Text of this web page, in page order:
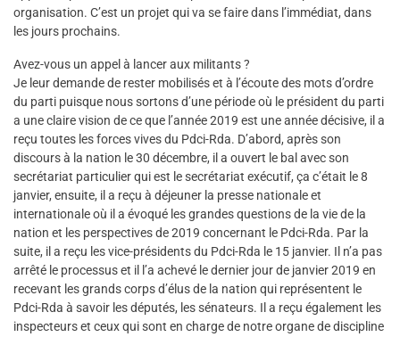
organisation. C’est un projet qui va se faire dans l’immédiat, dans
les jours prochains.
Avez-vous un appel à lancer aux militants ?
Je leur demande de rester mobilisés et à l’écoute des mots d’ordre
du parti puisque nous sortons d’une période où le président du parti
a une claire vision de ce que l’année 2019 est une année décisive, il a
reçu toutes les forces vives du Pdci-Rda. D’abord, après son
discours à la nation le 30 décembre, il a ouvert le bal avec son
secrétariat particulier qui est le secrétariat exécutif, ça c’était le 8
janvier, ensuite, il a reçu à déjeuner la presse nationale et
internationale où il a évoqué les grandes questions de la vie de la
nation et les perspectives de 2019 concernant le Pdci-Rda. Par la
suite, il a reçu les vice-présidents du Pdci-Rda le 15 janvier. Il n’a pas
arrêté le processus et il l’a achevé le dernier jour de janvier 2019 en
recevant les grands corps d’élus de la nation qui représentent le
Pdci-Rda à savoir les députés, les sénateurs. Il a reçu également les
inspecteurs et ceux qui sont en charge de notre organe de discipline